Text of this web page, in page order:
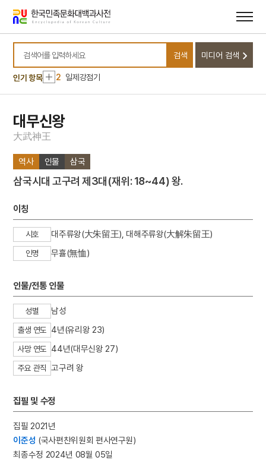
바로가기
바로가기
검색어를 입력하세요
검색 미디어 검색
인기 항목
10 광주학생운동
1 금성대군
2 일제강점기
3
서울 보타사 마애보살 좌상
4
5
7
익모초
8 천수경
10 광주학생운동
1 금성대군
2 일제강점기
4
5 속담
6 이인좌의 난
7
익모초
8
천수경
대무신왕
大武神王
역사 인물 삼국
삼국시대 고구려 제3대(재위: 18~44) 왕.
이칭
시호 대주류왕(大朱留王), 대해주류왕(大解朱留王)
인명 무휼(無恤)
인물/전통 인물
성별 남성
출생 연도 4년(유리왕 23)
사망 연도 44년(대무신왕 27)
주요 관직 고구려 왕
집필 및 수정
집필 2021년
이준성 (국사편찬위원회 편사연구원)
최종수정 2024년 08월 05일